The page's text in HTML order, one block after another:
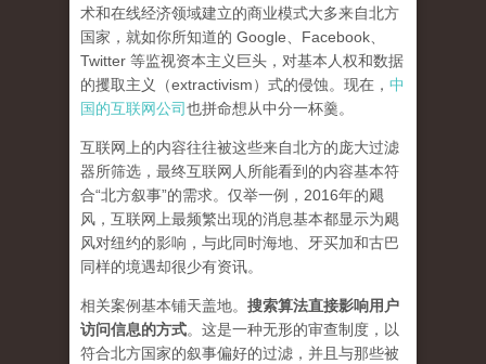
术和在线经济领域建立的商业模式大多来自北方
国家，就如你所知道的 Google、Facebook、
Twitter 等监视资本主义巨头，对基本人权和数据
的攫取主义（extractivism）式的侵蚀。现在， 中
国的互联网公司也拼命想从中分一杯羹。
互联网上的内容往往被这些来自北方的庞大过滤
器所筛选，最终互联网人所能看到的内容基本符
合“北方叙事”的需求。仅举一例，2016年的飓
风，互联网上最频繁出现的消息基本都显示为飓
风对纽约的影响，与此同时海地、牙买加和古巴
同样的境遇却很少有资讯。
相关案例基本铺天盖地。 搜索算法直接影响用户
访问信息的方式。 这是一种无形的审查制度，以
符合北方国家的叙事偏好的过滤，并且与那些被